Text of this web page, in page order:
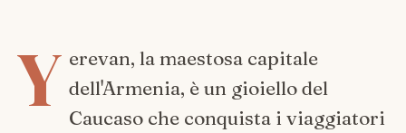
Y erevan, la maestosa capitale
dell'Armenia, è un gioiello del
Caucaso che conquista i viaggiatori